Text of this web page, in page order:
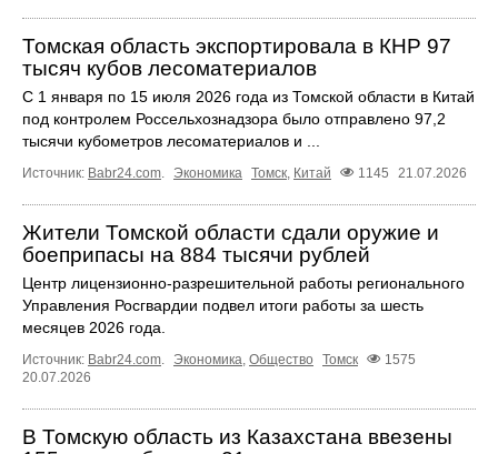
Томская область экспортировала в КНР 97
тысяч кубов лесоматериалов
С 1 января по 15 июля 2026 года из Томской области в Китай
под контролем Россельхознадзора было отправлено 97,2
тысячи кубометров лесоматериалов и ...
Источник: Babr24.com. Экономика Томск, Китай 1145 21.07.2026
Жители Томской области сдали оружие и
боеприпасы на 884 тысячи рублей
Центр лицензионно-разрешительной работы регионального
Управления Росгвардии подвел итоги работы за шесть
месяцев 2026 года.
Источник: Babr24.com. Экономика, Общество Томск
1575
20.07.2026
В Томскую область из Казахстана ввезены